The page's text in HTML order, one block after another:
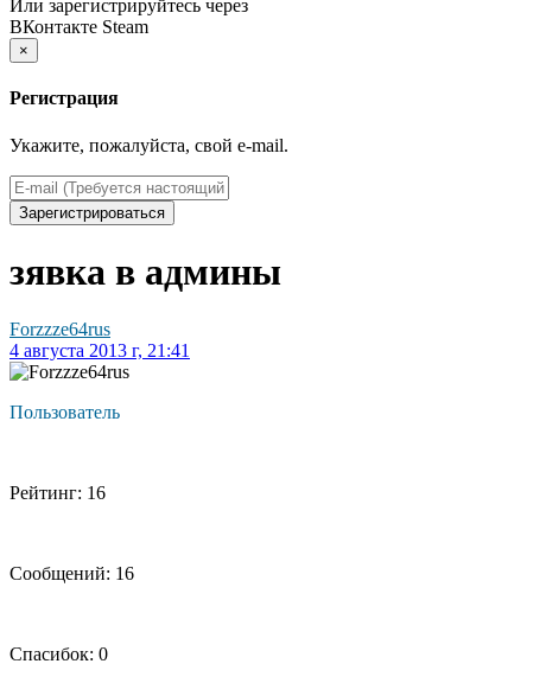
Или зарегистрируйтесь через
ВКонтакте Steam
×
Регистрация
Укажите, пожалуйста, свой e-mail.
Зарегистрироваться
зявка в админы
Forzzze64rus
4 августа 2013 г, 21:41
Пользователь
Рейтинг: 16
Сообщений: 16
Спасибок: 0